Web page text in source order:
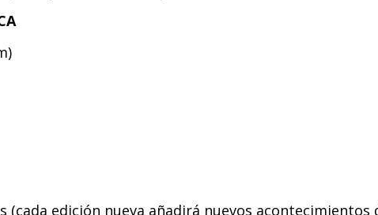
(cada edición nueva añadirá nuevos acontecimientos